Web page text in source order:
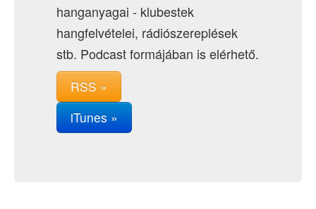
hanganyagai - klubestek
hangfelvételei, rádiószereplések
stb. Podcast formájában is elérhető.
RSS »
iTunes »